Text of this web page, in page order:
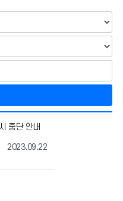
중단 안내
2023.09.22